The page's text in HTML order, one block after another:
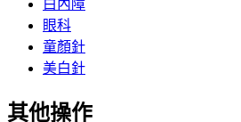
白內障
眼科
童顏針
美白針
其他操作